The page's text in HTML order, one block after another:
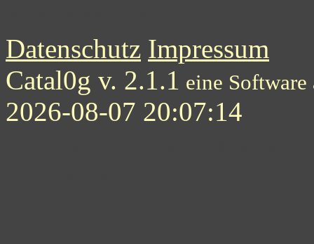
Datenschutz Impressum
Catal0g v. 2.1.1 eine Software
2026-08-07 20:07:14